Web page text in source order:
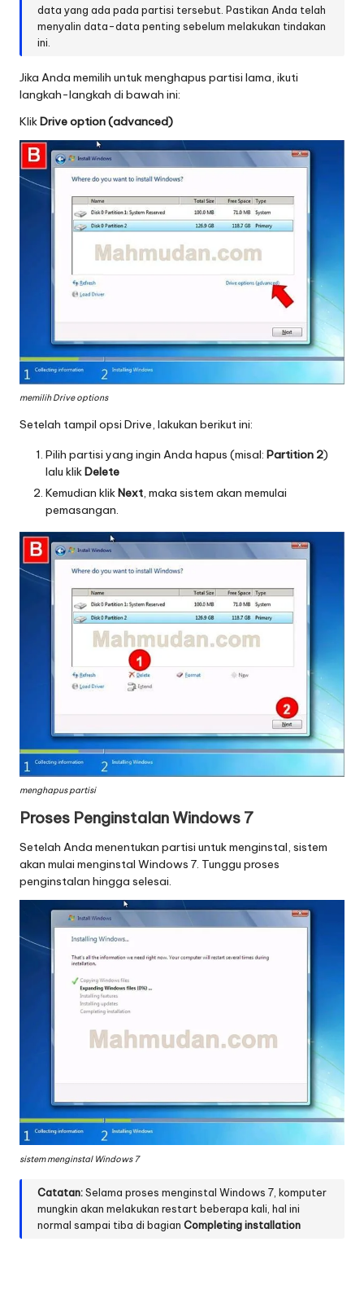
data yang ada pada partisi tersebut. Pastikan Anda telah
menyalin data-data penting sebelum melakukan tindakan
ini.
Jika Anda memilih untuk menghapus partisi lama, ikuti
langkah-langkah di bawah ini:
KlikDrive option (advanced)
memilih Drive options
Setelah tampil opsi Drive, lakukan berikut ini:
Pilih partisi yang ingin Anda hapus (misal: Partition 2)
lalu klikDelete
Kemudian klikNext, maka sistem akan memulai
pemasangan.
menghapus partisi
Proses Penginstalan Windows 7
Setelah Anda menentukan partisi untuk menginstal, sistem
akan mulai menginstal Windows 7. Tunggu proses
penginstalan hingga selesai.
sistem menginstal Windows 7
Catatan:Selama proses menginstal Windows 7, komputer
mungkin akan melakukan restart beberapa kali, hal ini
normal sampai tiba di bagianCompleting installation